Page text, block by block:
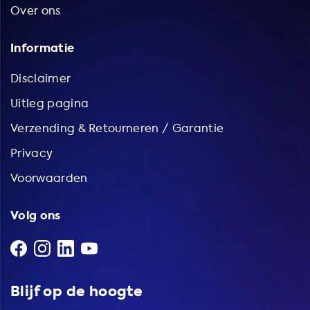
Over ons
Informatie
Disclaimer
Uitleg pagina
Verzending & Retourneren / Garantie
Privacy
Voorwaarden
Volg ons
Blijf op de hoogte